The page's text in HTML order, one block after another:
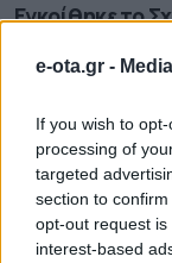
e-ota.gr -
If you wish to
processing of
targeted
section to
opt-out request
interest-based
Εγκρίθηκε το
09.08.2026 - 08.30